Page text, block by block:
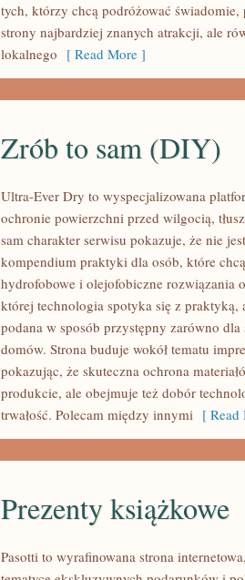
tych, którzy chcą podróżować
strony najbardziej znanych atrakcji, ale
lokalnego [ Read More ]
Zrób to sam (DIY)
Ultra-Ever Dry to wyspecjalizowana
ochronie powierzchni przed wilgocią,
sam charakter serwisu pokazuje, że nie
kompendium praktyki dla osób, które
hydrofobowe i olejofobiczne rozwiązania
której technologia spotyka się z praktyką,
podana w sposób przystępny zarówno
domów. Strona buduje wokół tematu
pokazując, że skuteczna ochrona
produkcie, ale obejmuje też dobór
trwałość. Polecam między innymi [ Read
Prezenty książkowe
Pasotti to wyrafinowana strona